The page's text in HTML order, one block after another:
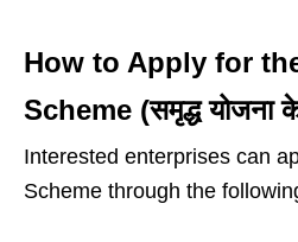
How to Apply for
Scheme (समृद्ध योजना
Interested enterprises can
Scheme through the